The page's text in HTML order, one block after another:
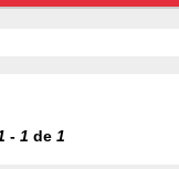
- 1 de 1